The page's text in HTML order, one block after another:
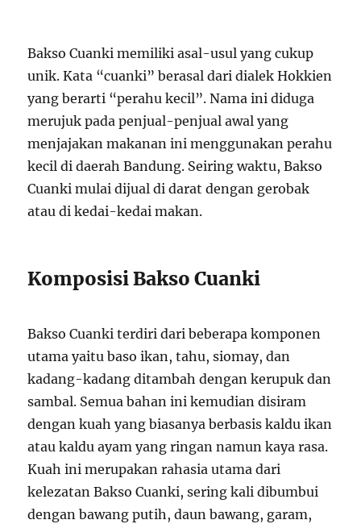
Bakso Cuanki memiliki asal-usul yang cukup
unik. Kata “cuanki” berasal dari dialek Hokkien
yang berarti “perahu kecil”. Nama ini diduga
merujuk pada penjual-penjual awal yang
menjajakan makanan ini menggunakan perahu
kecil di daerah Bandung. Seiring waktu, Bakso
Cuanki mulai dijual di darat dengan gerobak
atau di kedai-kedai makan.
Komposisi Bakso Cuanki
Bakso Cuanki terdiri dari beberapa komponen
utama yaitu baso ikan, tahu, siomay, dan
kadang-kadang ditambah dengan kerupuk dan
sambal. Semua bahan ini kemudian disiram
dengan kuah yang biasanya berbasis kaldu ikan
atau kaldu ayam yang ringan namun kaya rasa.
Kuah ini merupakan rahasia utama dari
kelezatan Bakso Cuanki, sering kali dibumbui
dengan bawang putih, daun bawang, garam,